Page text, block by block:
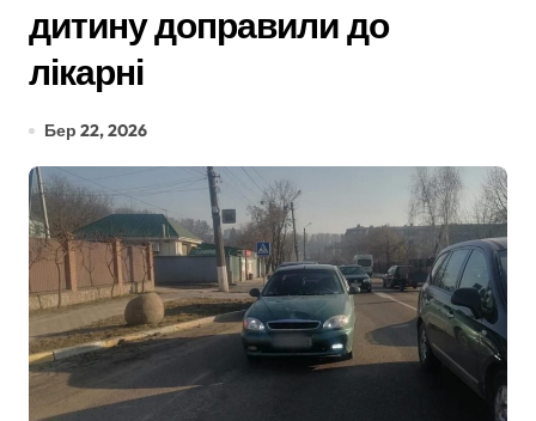
дитину доправили до
лікарні
Бер 22, 2026